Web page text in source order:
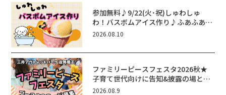
参加無料♪9/22(火･祝)しゅわしゅ
わ！バスボムアイス作り♪ふあふあ遊
具もあるよ！in近江八幡
2026.08.10
ファミリーピースフェスタ2026秋★
子育て世代向けに告知&披露の場とし
て♪ステージ又はブース出店しません
2026.08.9